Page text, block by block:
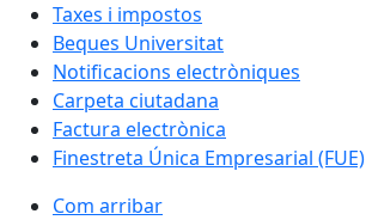
Taxes i impostos
Beques Universitat
Notificacions electròniques
Carpeta ciutadana
Factura electrònica
Finestreta Única Empresarial (FUE)
Com arribar